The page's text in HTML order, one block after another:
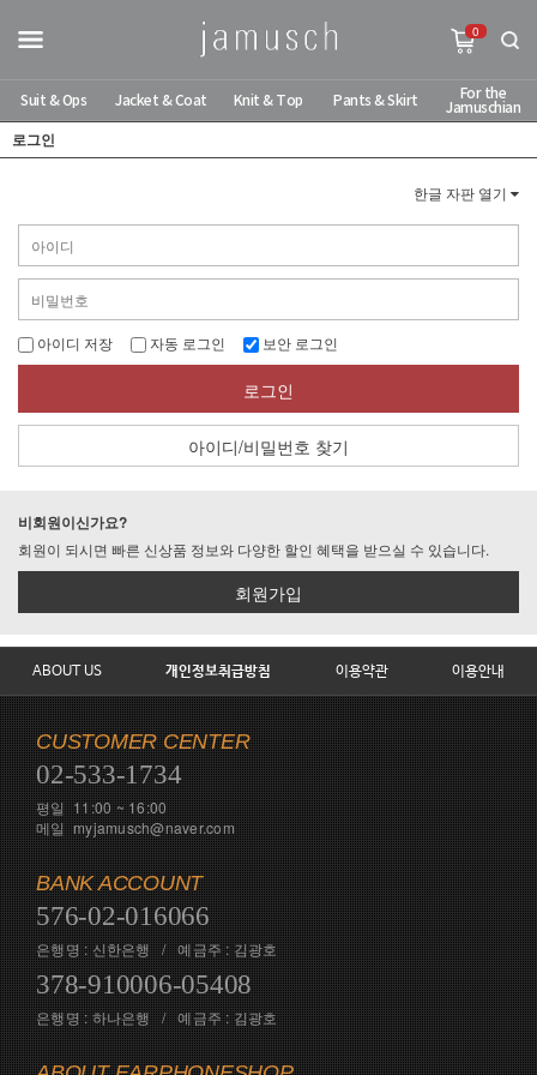
0
Suit & Ops Jacket & Coat Knit & Top Pants & Skirt
For the
Jamuschian
로그인
한글 자판 열기
아이디 저장 자동 로그인 보안 로그인
로그인
아이디/비밀번호 찾기
비회원이신가요?
회원이 되시면 빠른 신상품 정보와 다양한 할인 혜택을 받으실 수 있습니다.
회원가입
ABOUT US 개인정보취급방침 이용약관 이용안내
CUSTOMER CENTER
02-533-1734
평일 11:00 ~ 16:00
메일 myjamusch@naver.com
BANK ACCOUNT
576-02-016066
은행명 : 신한은행 / 예금주 : 김광호
378-910006-05408
은행명 : 하나은행 / 예금주 : 김광호